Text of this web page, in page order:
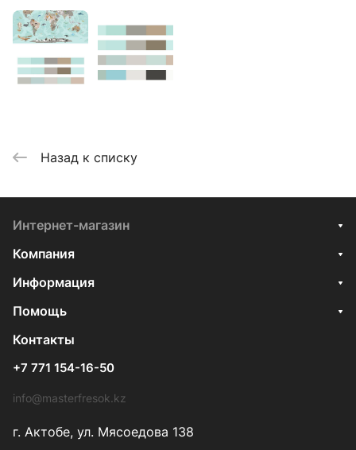
Назад к списку
Интернет-магазин
Компания
Информация
Помощь
Контакты
+7 771 154-16-50
info@masterfresok.kz
г. Актобе, ул. Мясоедова 138